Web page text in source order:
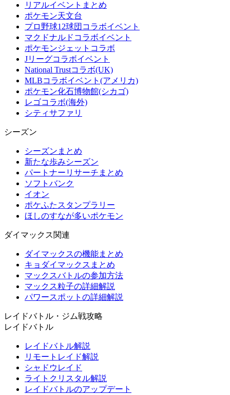
リアルイベントまとめ
ポケモン天文台
プロ野球12球団コラボイベント
マクドナルドコラボイベント
ポケモンジェットコラボ
Jリーグコラボイベント
National Trustコラボ(UK)
MLBコラボイベント(アメリカ)
ポケモン化石博物館(シカゴ)
レゴコラボ(海外)
シティサファリ
シーズン
シーズンまとめ
新たな歩みシーズン
パートナーリサーチまとめ
ソフトバンク
イオン
ポケふたスタンプラリー
ほしのすなが多いポケモン
ダイマックス関連
ダイマックスの機能まとめ
キョダイマックスまとめ
マックスバトルの参加方法
マックス粒子の詳細解説
パワースポットの詳細解説
レイドバトル・ジム戦攻略
レイドバトル
レイドバトル解説
リモートレイド解説
シャドウレイド
ライトクリスタル解説
レイドバトルのアップデート